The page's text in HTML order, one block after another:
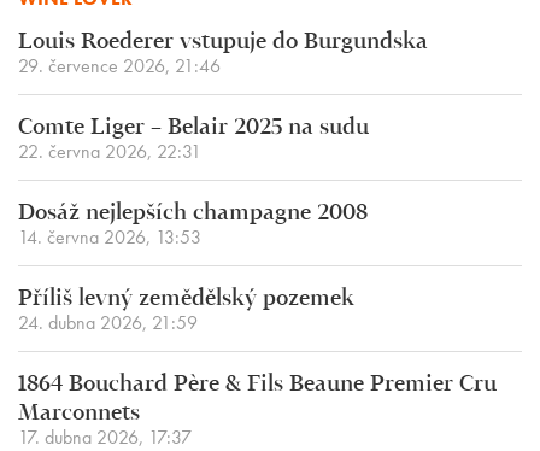
Louis Roederer vstupuje do Burgundska
29. července 2026, 21:46
Comte Liger – Belair 2025 na sudu
22. června 2026, 22:31
Dosáž nejlepších champagne 2008
14. června 2026, 13:53
Příliš levný zemědělský pozemek
24. dubna 2026, 21:59
1864 Bouchard Père & Fils Beaune Premier Cru
Marconnets
17. dubna 2026, 17:37